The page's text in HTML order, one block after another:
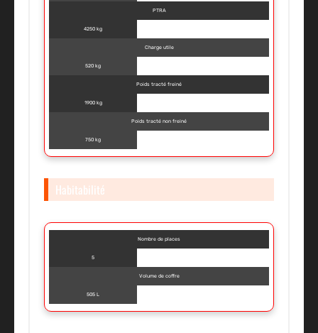
PTRA
4250 kg
Charge utile
520 kg
Poids tracté freiné
1900 kg
Poids tracté non freiné
750 kg
Habitabilité
Nombre de places
5
Volume de coffre
505 L